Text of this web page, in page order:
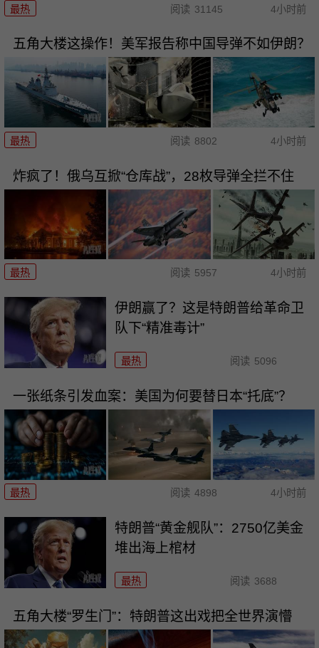
最热 阅读 31145 4小时前
五角大楼这操作！美军报告称中国导弹不如伊朗？
最热 阅读 8802 4小时前
炸疯了！俄乌互掀“仓库战”，28枚导弹全拦不住
最热 阅读 5957 4小时前
伊朗赢了？这是特朗普给革命卫
队下“精准毒计”
最热 阅读 5096
一张纸条引发血案：美国为何要替日本“托底”？
最热 阅读 4898 4小时前
特朗普“黄金舰队”：2750亿美金
堆出海上棺材
最热 阅读 3688
五角大楼“罗生门”：特朗普这出戏把全世界演懵